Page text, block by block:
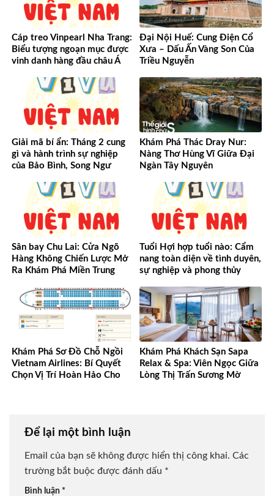
Cáp treo Vinpearl Nha Trang:
Biểu tượng ngoạn mục được
vinh danh hàng đầu châu Á
Đại Nội Huế: Cung Điện Cổ
Xưa – Dấu Ấn Vàng Son Của
Triều Nguyễn
Giải mã bí ẩn: Tháng 2 cung
gì và hành trình sự nghiệp
của Bảo Bình, Song Ngư
Khám Phá Thác Dray Nur:
Nàng Thơ Hùng Vĩ Giữa Đại
Ngàn Tây Nguyên
Sân bay Chu Lai: Cửa Ngõ
Hàng Không Chiến Lược Mở
Ra Khám Phá Miền Trung
Tuổi Hợi hợp tuổi nào: Cẩm
nang toàn diện về tình duyên,
sự nghiệp và phong thủy
Khám Phá Sơ Đồ Chỗ Ngồi
Vietnam Airlines: Bí Quyết
Chọn Vị Trí Hoàn Hảo Cho
Khám Phá Khách Sạn Sapa
Relax & Spa: Viên Ngọc Giữa
Lòng Thị Trấn Sương Mờ
Để lại một bình luận
Email của bạn sẽ không được hiển thị công khai. Các
trường bắt buộc được đánh dấu *
Bình luận *